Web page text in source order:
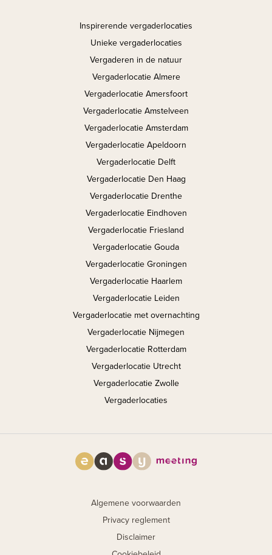
Inspirerende vergaderlocaties
Unieke vergaderlocaties
Vergaderen in de natuur
Vergaderlocatie Almere
Vergaderlocatie Amersfoort
Vergaderlocatie Amstelveen
Vergaderlocatie Amsterdam
Vergaderlocatie Apeldoorn
Vergaderlocatie Delft
Vergaderlocatie Den Haag
Vergaderlocatie Drenthe
Vergaderlocatie Eindhoven
Vergaderlocatie Friesland
Vergaderlocatie Gouda
Vergaderlocatie Groningen
Vergaderlocatie Haarlem
Vergaderlocatie Leiden
Vergaderlocatie met overnachting
Vergaderlocatie Nijmegen
Vergaderlocatie Rotterdam
Vergaderlocatie Utrecht
Vergaderlocatie Zwolle
Vergaderlocaties
Algemene voorwaarden
Privacy reglement
Disclaimer